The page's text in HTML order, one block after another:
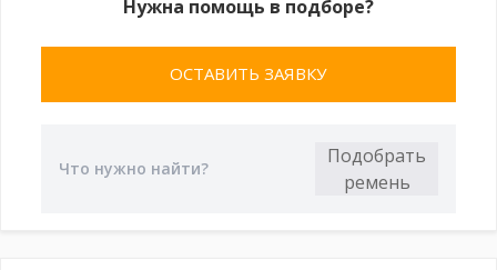
Нужна помощь в подборе?
ОСТАВИТЬ ЗАЯВКУ